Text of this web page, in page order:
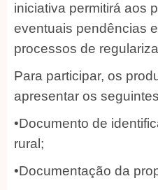
iniciativa permitirá aos
eventuais pendências
processos de
Para participar, os
apresentar os
•Documento de
rural;
•Documentação da